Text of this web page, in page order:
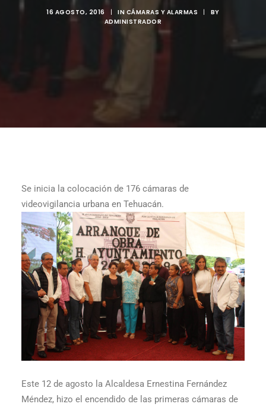
16 AGOSTO, 2016 | IN CÁMARAS Y ALARMAS |
BY
ADMINISTRADOR
Se inicia la colocación de 176 cámaras de
videovigilancia urbana en Tehuacán.
Este 12 de agosto la Alcaldesa Ernestina Fernández
Méndez, hizo el encendido de las primeras cámaras de